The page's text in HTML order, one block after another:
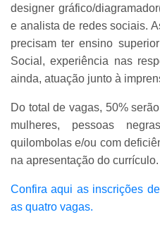
designer gráfico/
e analista de redes sociais.
precisam ter ensino
Social, experiência nas
ainda, atuação junto à
Do total de vagas, 50%
mulheres, pessoas
quilombolas e/ou com
na apresentação do currículo.
Confira aqui as inscrições
as quatro vagas.